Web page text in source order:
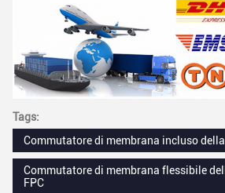
Tags:
Commutatore di membrana incluso
Commutatore di membrana flessibile
FPC